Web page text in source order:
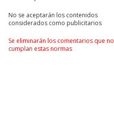
No se aceptarán los contenidos
considerados como publicitarios
Se eliminarán los comentarios que no
cumplan estas normas